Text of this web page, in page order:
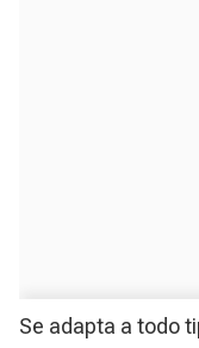
Se adapta a todo